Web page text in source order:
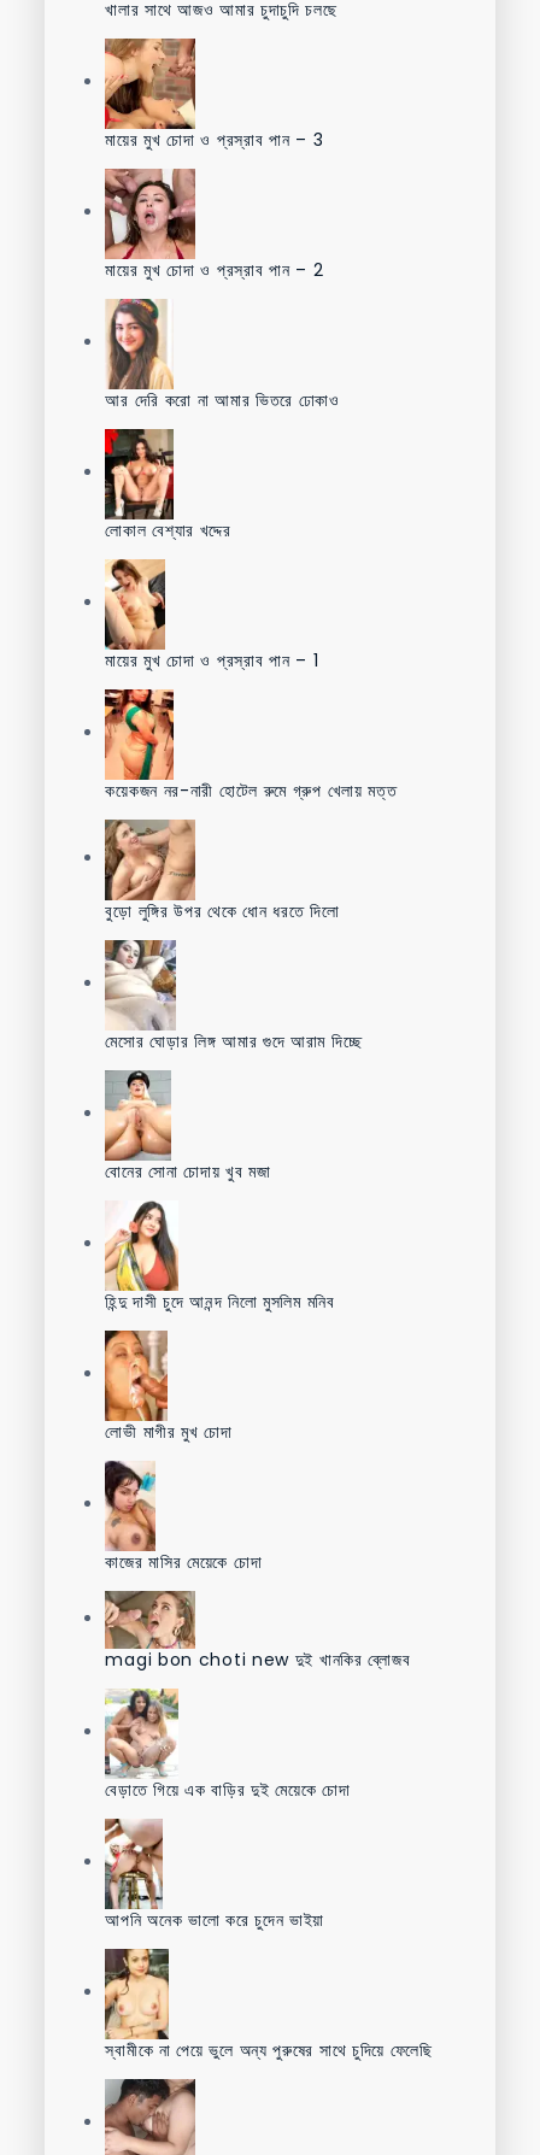
খালার সাথে আজও আমার চুদাচুদি চলছে
মায়ের মুখ চোদা ও প্রস্রাব পান – 3
মায়ের মুখ চোদা ও প্রস্রাব পান – 2
আর দেরি করো না আমার ভিতরে ঢোকাও
লোকাল বেশ্যার খদ্দের
মায়ের মুখ চোদা ও প্রস্রাব পান – 1
কয়েকজন নর-নারী হোটেল রুমে গ্রুপ খেলায় মত্ত
বুড়ো লুঙ্গির উপর থেকে ধোন ধরতে দিলো
মেসোর ঘোড়ার লিঙ্গ আমার গুদে আরাম দিচ্ছে
বোনের সোনা চোদায় খুব মজা
হিন্দু দাসী চুদে আনন্দ নিলো মুসলিম মনিব
লোভী মাগীর মুখ চোদা
কাজের মাসির মেয়েকে চোদা
magi bon choti new দুই খানকির ব্লোজব
বেড়াতে গিয়ে এক বাড়ির দুই মেয়েকে চোদা
আপনি অনেক ভালো করে চুদেন ভাইয়া
স্বামীকে না পেয়ে ভুলে অন্য পুরুষের সাথে চুদিয়ে ফেলেছি